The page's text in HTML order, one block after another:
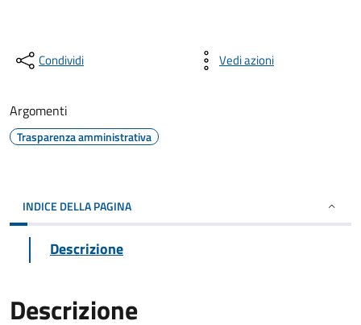
Condividi Vedi azioni
Argomenti
Trasparenza amministrativa
INDICE DELLA PAGINA
Descrizione
Descrizione